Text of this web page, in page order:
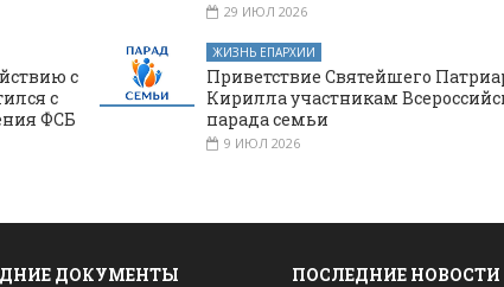
29 ИЮЛ 2026
с
с
ФСБ
ЖИЗНЬ ЕПАРХИИ
Приветствие Святейшего
Кирилла участникам
парада семьи
9 ИЮЛ 2026
ДОКУМЕНТЫ
ПОСЛЕДНИЕ НОВОСТИ